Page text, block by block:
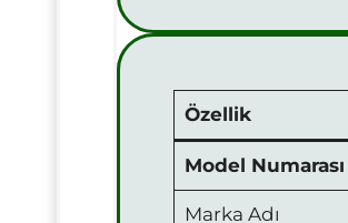
Özellik
Model Numarası
Marka Adı